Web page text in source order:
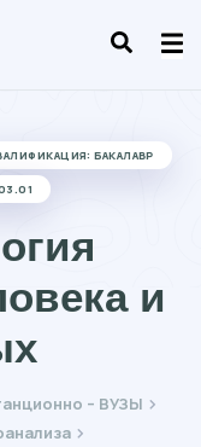
БАКАЛАВР
и
– ВУЗЫ